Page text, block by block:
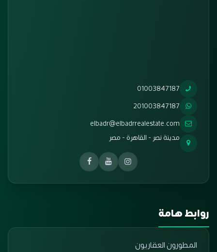
01003847187
201003847187
elbadr@elbadrrealestate.com
مدينة نصر - القاهرة - مصر
روابط هامة
المطورون العقاريون